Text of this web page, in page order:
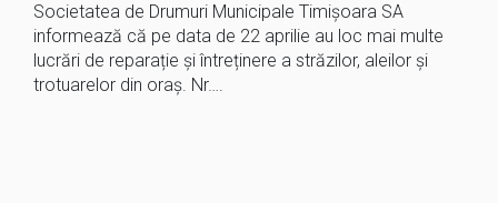
Societatea de Drumuri Municipale Timișoara SA
informează că pe data de 22 aprilie au loc mai multe
lucrări de reparație și întreținere a străzilor, aleilor și
trotuarelor din oraș. Nr….